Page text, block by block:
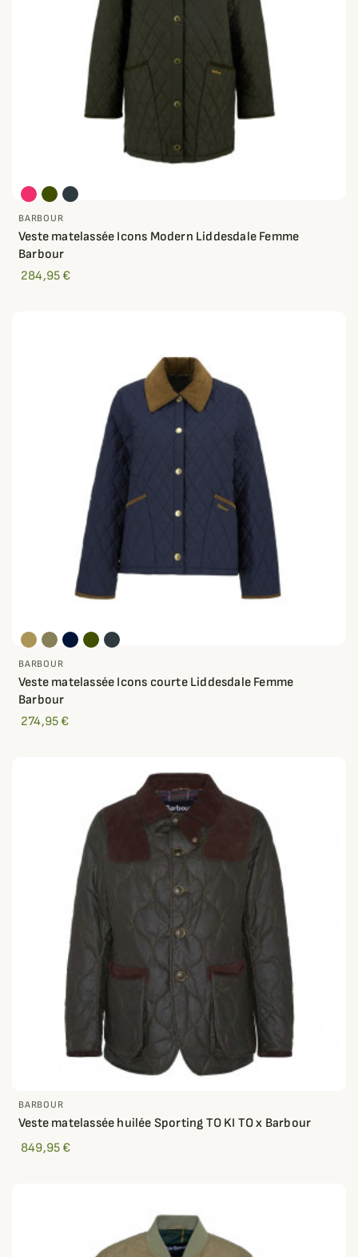
BARBOUR
Veste matelassée Icons Modern Liddesdale Femme
Barbour
284,95 €
BARBOUR
Veste matelassée Icons courte Liddesdale Femme
Barbour
274,95 €
BARBOUR
Veste matelassée huilée Sporting TO KI TO x Barbour
849,95 €